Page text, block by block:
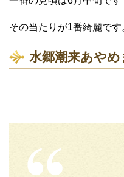
その当たりが1番綺麗です
水郷潮来あや